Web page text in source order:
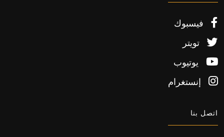
فيسبوك
تويتر
يوتيوب
إنستغرام
اتصل بنا